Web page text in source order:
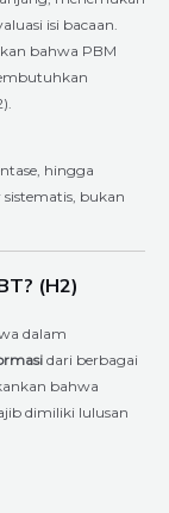
isi bacaan.
bahwa PBM
hingga
sistematis, bukan
(H2)
dalam
dari berbagai
bahwa
dimiliki lulusan